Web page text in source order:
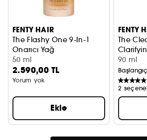
FENTY HAIR
The Flashy One 9-In-1
Onarıcı Yağ
50 ml
2.590,00 TL
Yorum yok
Ekle
FENTY
The
90 ml
2